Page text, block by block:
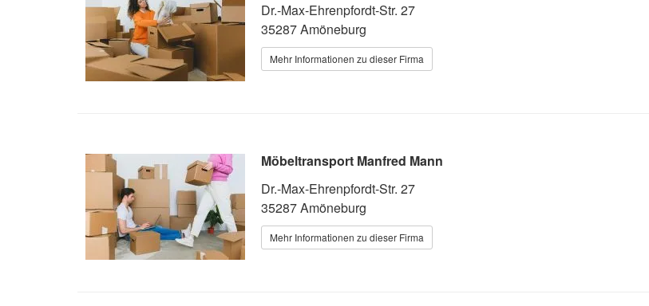
Dr.-Max-Ehrenpfordt-Str. 27
35287 Amöneburg
Mehr Informationen zu dieser Firma
Möbeltransport Manfred Mann
Dr.-Max-Ehrenpfordt-Str. 27
35287 Amöneburg
Mehr Informationen zu dieser Firma